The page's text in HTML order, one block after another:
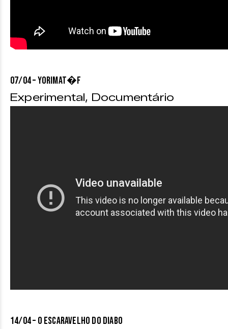
07/04 – YORIMAT�f
Experimental, Documentário
14/04 – O ESCARAVELHO DO DIABO